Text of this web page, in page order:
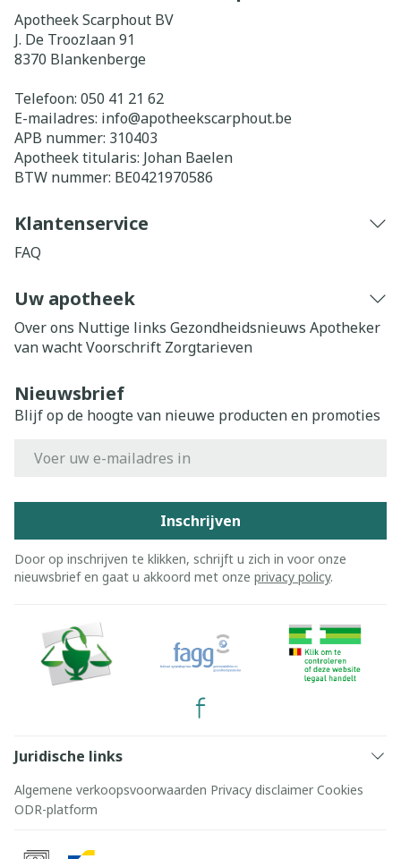
Apotheek Scarphout BV
J. De Troozlaan 91
8370 Blankenberge
Telefoon: 050 41 21 62
E-mailadres: info@apotheekscarphout.be
APB nummer: 310403
Apotheek titularis: Johan Baelen
BTW nummer: BE0421970586
Klantenservice
FAQ
Uw apotheek
Over ons Nuttige links Gezondheidsnieuws Apotheker
van wachtVoorschrift Zorgtarieven
Nieuwsbrief
Blijf op de hoogte van nieuwe producten en promoties
Inschrijven
Door op inschrijven te klikken, schrijft u zich in voor onze
nieuwsbrief en gaat u akkoord met onze privacy policy.
Juridische links
Algemene verkoopsvoorwaarden Privacy disclaimer Cookies
ODR-platform